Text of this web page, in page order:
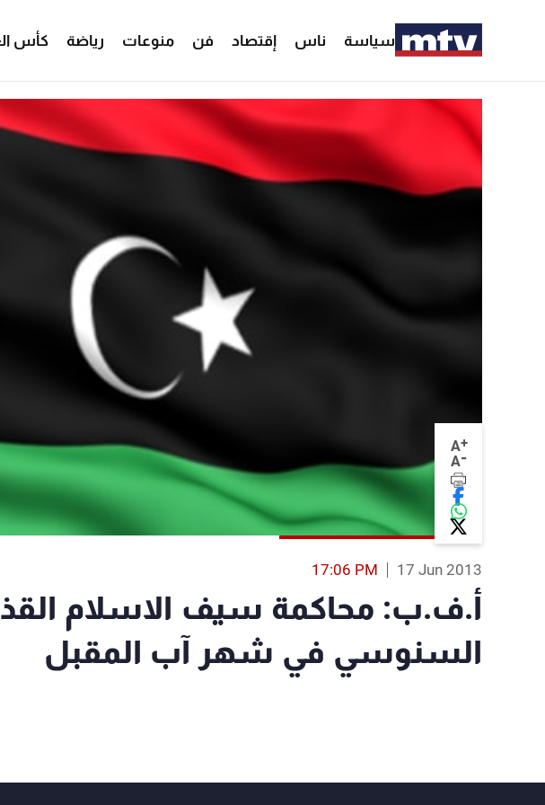
سياسة ناس إقتصاد فن منوعات رياضة كأس
A+
A-
17 Jun 2013
17:06 PM
أ.ف.ب: محاكمة سيف الاسلام
السنوسي في شهر آب المقبل